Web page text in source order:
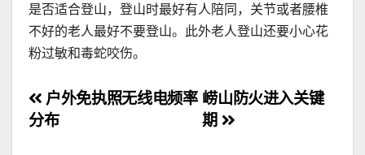
是否适合登山，登山时最好有人陪同，关节或者腰椎
不好的老人最好不要登山。此外老人登山还要小心花
粉过敏和毒蛇咬伤。
文
章
崂山防火进入关键
期
户外免执照无线电频率
分布